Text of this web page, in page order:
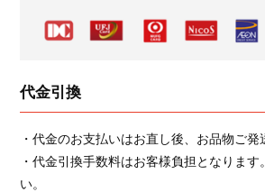
代金引換
・代金のお支払いはお直し後、お品物ご発
・代金引換手数料はお客様負担となります
い。